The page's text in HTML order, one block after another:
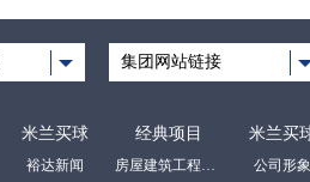
集团网站链接
米兰买球
裕达新闻
经典项目
房屋建筑工程项目
米兰买
公司形象